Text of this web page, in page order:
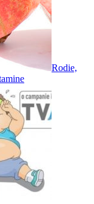
Rodie,